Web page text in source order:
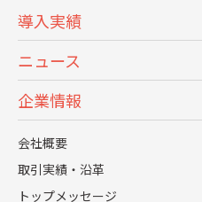
導入実績
ニュース
企業情報
会社概要
取引実績・沿革
トップメッセージ
取引実績・沿革
トップメッセージ
企業理念
ソリューションコンセプト
認証資格・許認可・受賞等